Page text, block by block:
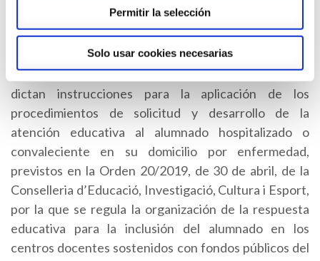
Permitir la selección
Solo usar cookies necesarias
DOGV 8602 (30-07-2019): RESOLUCIÓN de 24 de
julio de 2019, de la Secretaría Autonómica de
Educación y Formación Profesional, por la que se
dictan instrucciones para la aplicación de los
procedimientos de solicitud y desarrollo de la
atención educativa al alumnado hospitalizado o
convaleciente en su domicilio por enfermedad,
previstos en la Orden 20/2019, de 30 de abril, de la
Conselleria d’Educació, Investigació, Cultura i Esport,
por la que se regula la organización de la respuesta
educativa para la inclusión del alumnado en los
centros docentes sostenidos con fondos públicos del